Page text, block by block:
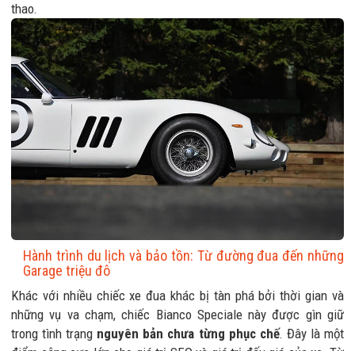
thao.
Hành trình du lịch và bảo tồn: Từ đường đua đến những
Garage triệu đô
Khác với nhiều chiếc xe đua khác bị tàn phá bởi thời gian và
những vụ va chạm, chiếc Bianco Speciale này được gìn giữ
trong tình trạng nguyên bản chưa từng phục chế. Đây là một